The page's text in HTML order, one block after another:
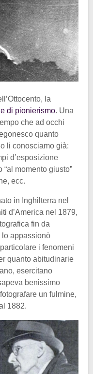
la
di pionierismo. Una
che ad occhi
quanto
li conosciamo già:
d’esposizione
momento giusto”
ecc.
in Inghilterra nel
d’America nel 1879,
fin da
lo appassionò
i fenomeni
quanto abitudinarie
esercitano
benissimo
un fulmine,
1882.